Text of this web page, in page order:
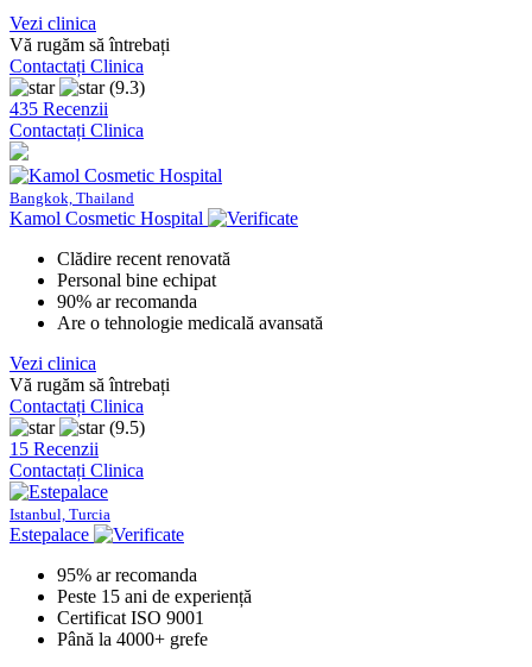
Vezi clinica
Vă rugăm să întrebați
Contactați Clinica
(9.3)
435 Recenzii
Contactați Clinica
Bangkok, Thailand
Kamol Cosmetic Hospital
Clădire recent renovată
Personal bine echipat
90% ar recomanda
Are o tehnologie medicală avansată
Vezi clinica
Vă rugăm să întrebați
Contactați Clinica
(9.5)
15 Recenzii
Contactați Clinica
Istanbul, Turcia
Estepalace
95% ar recomanda
Peste 15 ani de experiență
Certificat ISO 9001
Până la 4000+ grefe